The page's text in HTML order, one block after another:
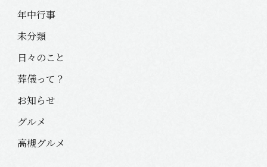
年中行事
未分類
日々のこと
葬儀って？
お知らせ
グルメ
高槻グルメ